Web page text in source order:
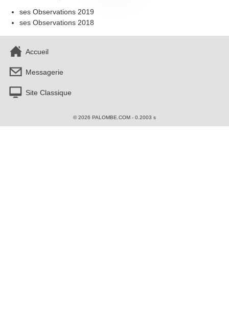
ses Observations 2019
ses Observations 2018
Accueil
Messagerie
Site Classique
© 2026 PALOMBE.COM - 0.2003 s